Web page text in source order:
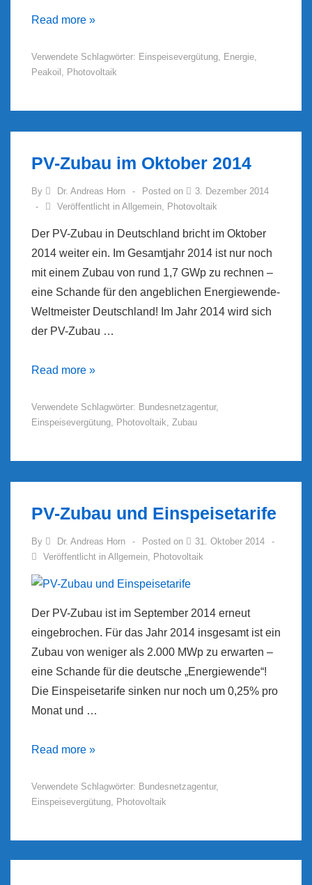
PV-
2014
Read more »
Verwendete Schlagwörter: Einspeisevergütung, Energie,
Peakoil , Photovoltaik
PV-Zubau im Oktober 2014
By Dr. Andreas Horn Posted on
3. Dezember 2014
Veröffentlicht in Allgemein, Photovoltaik
Der PV-Zubau in Deutschland bricht im Oktober
2014 weiter ein. Im Gesamtjahr 2014 ist nur noch
mit einem Zubau von rund 1,7 GWp zu rechnen –
eine Schande für den angeblichen Energiewende-
Weltmeister Deutschland! Im Jahr 2014 wird sich
der PV-Zubau …
PV-
im
Oktober
Read more »
Verwendete Schlagwörter: Bundesnetzagentur,
Einspeisevergütung, Photovoltaik, Zubau
PV-Zubau und Einspeisetarife
By Dr. Andreas Horn Posted on
31. Oktober 2014
Veröffentlicht in Allgemein, Photovoltaik
Der PV-Zubau ist im September 2014 erneut
eingebrochen. Für das Jahr 2014 insgesamt ist ein
Zubau von weniger als 2.000 MWp zu erwarten –
eine Schande für die deutsche „Energiewende“!
Die Einspeisetarife sinken nur noch um 0,25% pro
Monat und …
PV-
und
Einspeisetarife
Read more »
Verwendete Schlagwörter: Bundesnetzagentur,
Einspeisevergütung, Photovoltaik